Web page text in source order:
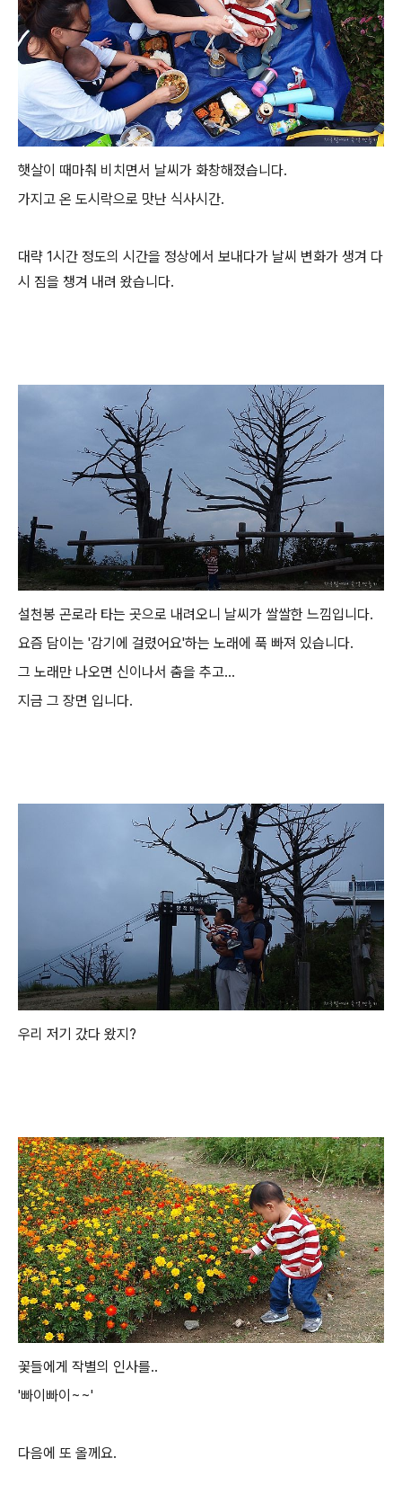
햇살이 때마춰 비치면서 날씨가 화창해졌습니다.
가지고 온 도시락으로 맛난 식사시간.
대략 1시간 정도의 시간을 정상에서 보내다가 날씨 변화가 생겨 다
시 짐을 챙겨 내려 왔습니다.
설천봉 곤로라 타는 곳으로 내려오니 날씨가 쌀쌀한 느낌입니다.
요즘 담이는 '감기에 걸렸어요'하는 노래에 푹 빠져 있습니다.
그 노래만 나오면 신이나서 춤을 추고...
지금 그 장면 입니다.
우리 저기 갔다 왔지?
꽃들에게 작별의 인사를..
'빠이빠이~~'
다음에 또 올께요.